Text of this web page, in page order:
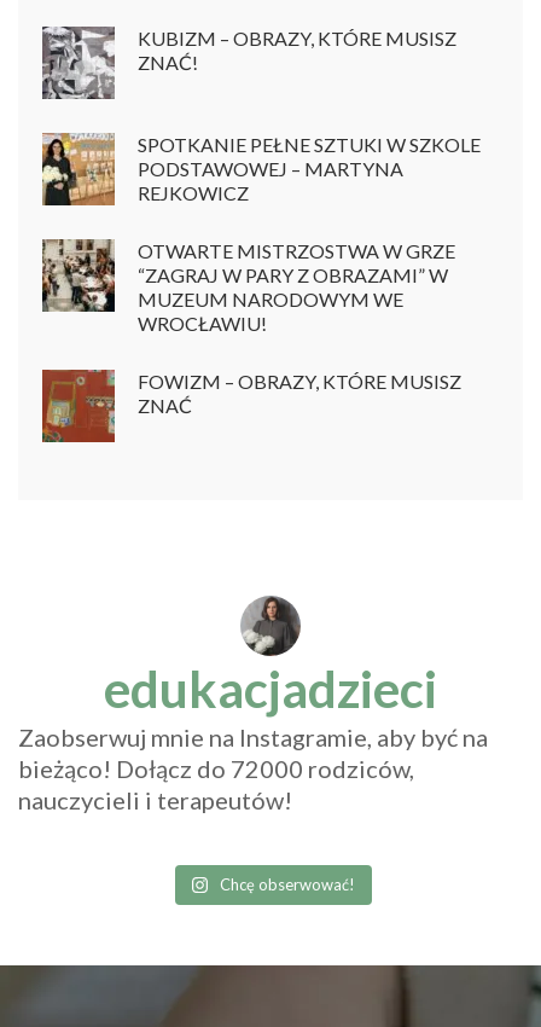
KUBIZM – OBRAZY, KTÓRE MUSISZ
ZNAĆ!
SPOTKANIE PEŁNE SZTUKI W SZKOLE
PODSTAWOWEJ – MARTYNA
REJKOWICZ
OTWARTE MISTRZOSTWA W GRZE
“ZAGRAJ W PARY Z OBRAZAMI” W
MUZEUM NARODOWYM WE
WROCŁAWIU!
FOWIZM – OBRAZY, KTÓRE MUSISZ
ZNAĆ
edukacjadzieci
Zaobserwuj mnie na Instagramie, aby być na
bieżąco! Dołącz do 72000 rodziców,
nauczycieli i terapeutów!
Chcę obserwować!